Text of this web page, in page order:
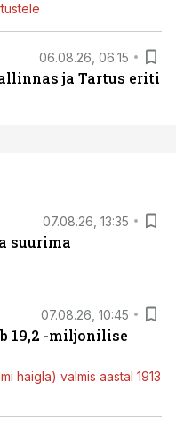
06.08.26, 06:15
ja Tartus eriti
07.08.26, 13:35
suurima
07.08.26, 10:45
19,2 -miljonilise
haigla) valmis aastal 1913